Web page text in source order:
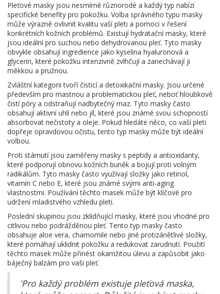
Pleťové masky jsou nesmírně různorodé a každý typ nabízí
specifické benefity pro pokožku. Volba správného typu masky
může výrazně ovlivnit kvalitu vaší pleti a pomoci v řešení
konkrétních kožních problémů. Existují hydratační masky, které
jsou ideální pro suchou nebo dehydrovanou pleť. Tyto masky
obvykle obsahují ingredience jako kyselina hyaluronová a
glycerin, které pokožku intenzivně zvlhčují a zanechávají ji
měkkou a pružnou.
Zvláštní kategorii tvoří čisticí a detoxikační masky. Jsou určené
především pro mastnou a problematickou pleť, neboť hloubkově
čistí póry a odstraňují nadbytečný maz. Tyto masky často
obsahují aktivní uhlí nebo jíl, které jsou známé svou schopností
absorbovat nečistoty a oleje. Pokud hledáte něco, co vaší pleti
dopřeje opravdovou očistu, tento typ masky může být ideální
volbou.
Proti stárnutí jsou zaměřeny masky s peptidy a antioxidanty,
které podporují obnovu kožních buněk a bojují proti volným
radikálům. Tyto masky často využívají složky jako retinol,
vitamín C nebo E, které jsou známé svými anti-aging
vlastnostmi. Používání těchto masek může být klíčové pro
udržení mladistvého vzhledu pleti.
Poslední skupinou jsou zklidňující masky, které jsou vhodné pro
citlivou nebo podrážděnou pleť. Tento typ masky často
obsahuje aloe vera, chamomile nebo jiné protizánětlivé složky,
které pomáhají uklidnit pokožku a redukovat zarudnutí. Použití
těchto masek může přinést okamžitou úlevu a zapůsobit jako
báječný balzám pro vaši pleť.
'Pro každý problém existuje pleťová maska,